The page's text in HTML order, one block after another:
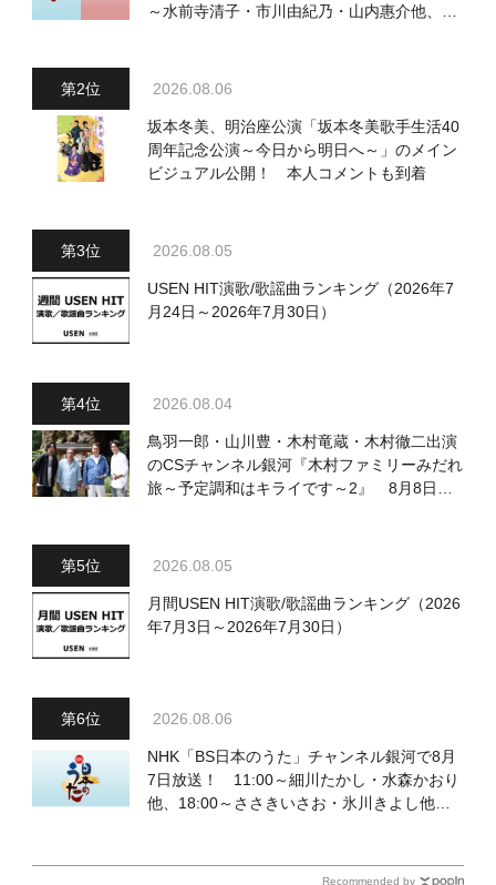
～水前寺清子・市川由紀乃・山内惠介他、
2026.08.06
坂本冬美、明治座公演「坂本冬美歌手生活40
周年記念公演～今日から明日へ～」のメイン
ビジュアル公開！ 本人コメントも到着
2026.08.05
USEN HIT演歌/歌謡曲ランキング（2026年7
月24日～2026年7月30日）
2026.08.04
鳥羽一郎・山川豊・木村竜蔵・木村徹二出演
のCSチャンネル銀河『木村ファミリーみだれ
旅～予定調和はキライです～2』 8月8日
2026.08.05
月間USEN HIT演歌/歌謡曲ランキング（2026
年7月3日～2026年7月30日）
2026.08.06
NHK「BS日本のうた」チャンネル銀河で8月
7日放送！ 11:00～細川たかし・水森かおり
他、18:00～ささきいさお・氷川きよし他登
Recommended by